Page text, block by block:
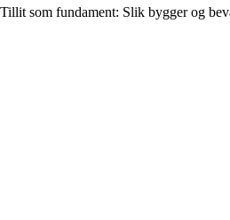
Tillit som fundament: Slik bygger og